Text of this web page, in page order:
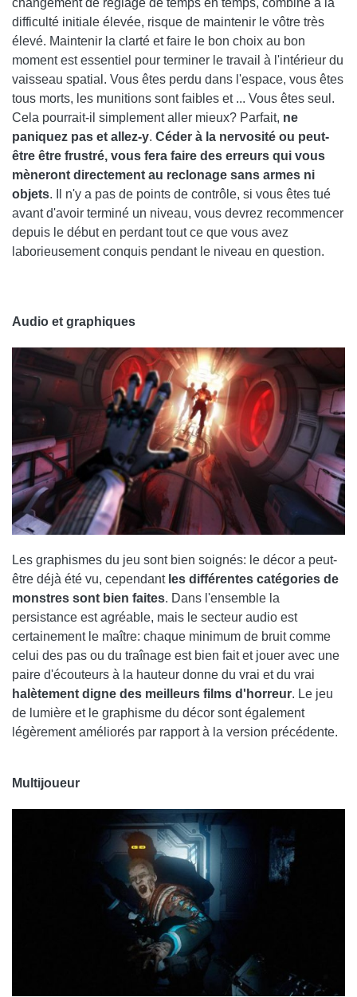
difficulté initiale élevée, risque de maintenir le vôtre très
élevé. Maintenir la clarté et faire le bon choix au bon
moment est essentiel pour terminer le travail à l'intérieur du
vaisseau spatial. Vous êtes perdu dans l'espace, vous êtes
tous morts, les munitions sont faibles et ... Vous êtes seul.
Cela pourrait-il simplement aller mieux? Parfait, ne
paniquez pas et allez-y. Céder à la nervosité ou peut-
être être frustré, vous fera faire des erreurs qui vous
mèneront directement au reclonage sans armes ni
objets. Il n'y a pas de points de contrôle, si vous êtes tué
avant d'avoir terminé un niveau, vous devrez recommencer
depuis le début en perdant tout ce que vous avez
laborieusement conquis pendant le niveau en question.
Audio et graphiques
Les graphismes du jeu sont bien soignés: le décor a peut-
être déjà été vu, cependant les différentes catégories de
monstres sont bien faites. Dans l'ensemble la
persistance est agréable, mais le secteur audio est
certainement le maître: chaque minimum de bruit comme
celui des pas ou du traînage est bien fait et jouer avec une
paire d'écouteurs à la hauteur donne du vrai et du vrai
halètement digne des meilleurs films d'horreur. Le jeu
de lumière et le graphisme du décor sont également
légèrement améliorés par rapport à la version précédente.
Multijoueur